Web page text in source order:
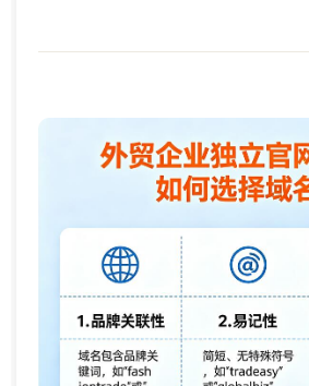
一般情况下，很多企业都是需要展
最新动态，时常更新动态，...